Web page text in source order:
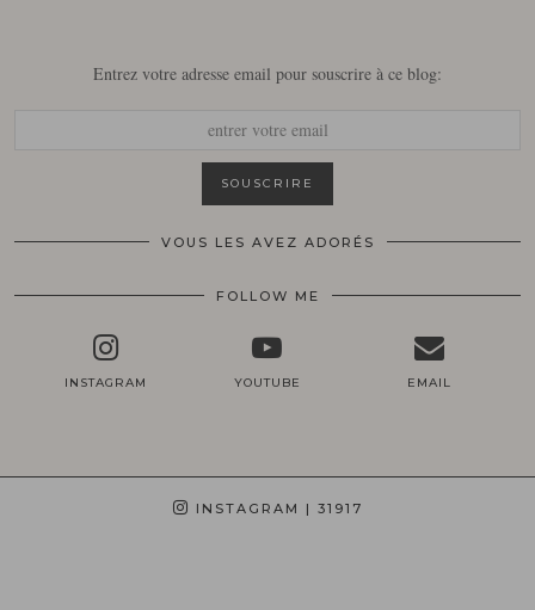
Entrez votre adresse email pour souscrire à ce blog:
VOUS LES AVEZ ADORÉS
FOLLOW ME
INSTAGRAM YOUTUBE EMAIL
INSTAGRAM | 31917